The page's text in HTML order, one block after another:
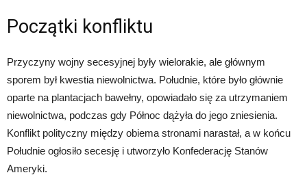
Początki konfliktu
Przyczyny wojny secesyjnej były wielorakie, ale głównym
sporem był kwestia niewolnictwa. Południe, które było głównie
oparte na plantacjach bawełny, opowiadało się za utrzymaniem
niewolnictwa, podczas gdy Północ dążyła do jego zniesienia.
Konflikt polityczny między obiema stronami narastał, a w końcu
Południe ogłosiło secesję i utworzyło Konfederację Stanów
Ameryki.